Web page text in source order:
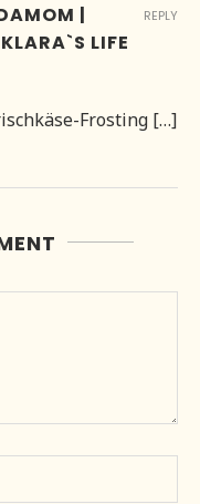
|
LIFE
Frosting […]
REPLY